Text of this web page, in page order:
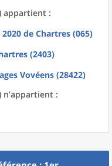
appartient :
de Chartres (065)
(2403)
Vovéens (28422)
n’appartient :